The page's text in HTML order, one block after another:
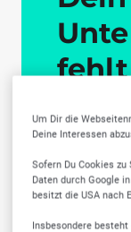
fehlt
dir
Um Dir die
Deine Interessen
Sofern Du Cookies
Daten durch Google
besitzt die USA nach
Insbesondere besteht